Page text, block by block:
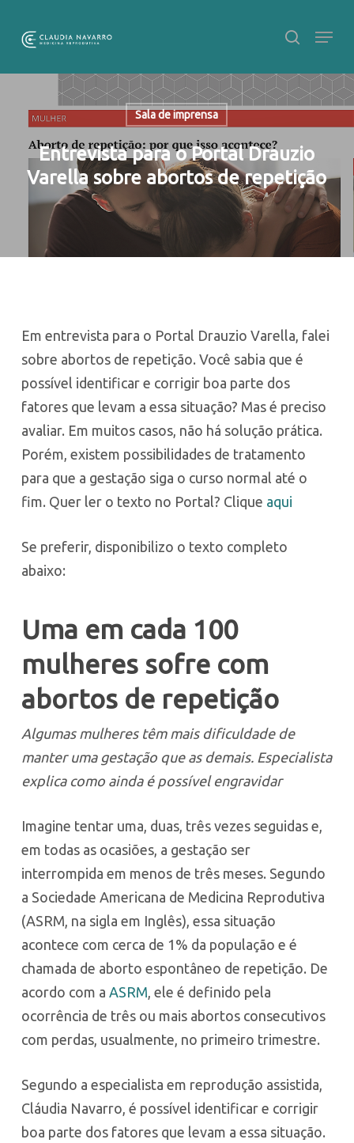
main
Sala de imprensa
Entrevista para o Portal Drauzio
Varella sobre abortos de repetição
Em entrevista para o Portal Drauzio Varella, falei
sobre abortos de repetição. Você sabia que é
possível identificar e corrigir boa parte dos
fatores que levam a essa situação? Mas é preciso
avaliar. Em muitos casos, não há solução prática.
Porém, existem possibilidades de tratamento
para que a gestação siga o curso normal até o
fim. Quer ler o texto no Portal? Clique aqui
Se preferir, disponibilizo o texto completo
abaixo:
Uma em cada 100
mulheres sofre com
abortos de repetição
Algumas mulheres têm mais dificuldade de
manter uma gestação que as demais. Especialista
explica como ainda é possível engravidar
Imagine tentar uma, duas, três vezes seguidas e,
em todas as ocasiões, a gestação ser
interrompida em menos de três meses. Segundo
a Sociedade Americana de Medicina Reprodutiva
(ASRM, na sigla em Inglês), essa situação
acontece com cerca de 1% da população e é
chamada de aborto espontâneo de repetição. De
acordo com a ASRM, ele é definido pela
ocorrência de três ou mais abortos consecutivos
com perdas, usualmente, no primeiro trimestre.
Segundo a especialista em reprodução assistida,
Cláudia Navarro, é possível identificar e corrigir
boa parte dos fatores que levam a essa situação.